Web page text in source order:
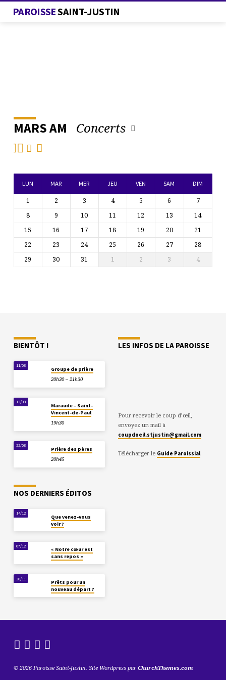
PAROISSESAINT-JUSTIN
L’AGENDA
DE
LA
PAROISSE
MARS AM Concerts
LUN MAR MER JEU VEN SAM DIM
1 2 3 4 5 6
7
8
9 10 11 12 13
14
15
16 17 18 19 20
21
22
23 24 25 26 27
28
29
30 31 1 2 3 4
BIENTÔT !
11/08
Groupe de prière
20h30 – 21h30
13/08
Maraude – Saint-
Vincent-de-Paul
19h30
22/08
Prière des pères
20h45
LES INFOS DE LA PAROISSE
Pour recevoir le coup d’œil,
envoyez un mail à
coupdoeil.stjustin@gmail.com
Télécharger le Guide Paroissial
NOS DERNIERS ÉDITOS
14/12
Que venez-vous
voir ?
07/12
« Notre cœur est
sans repos »
30/11
Prêts pour un
nouveau départ ?
© 2026 Paroisse Saint-Justin. Site Wordpress par ChurchThemes.com